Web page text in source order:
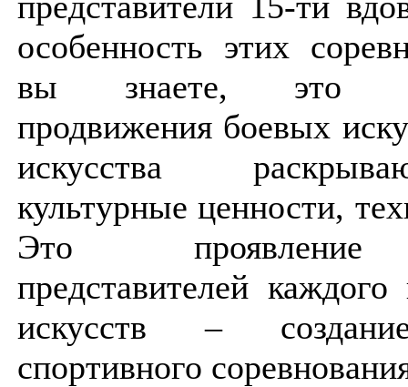
особенность этих
вы знаете, это
продвижения боевых
искусства
культурные ценности,
Это
представителей
искусств –
спортивного